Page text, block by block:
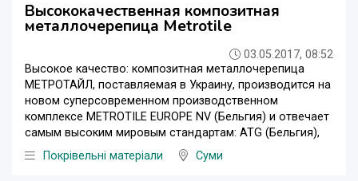
Высококачественная композитная
металлочерепица Metrotile
03.05.2017, 08:52
Высокое качество: композитная металлочерепица
МЕТРОТАЙЛ, поставляемая в Украину, производится на
новом суперсовременном производственном
комплексе METROTILE EUROPE NV (Бельгия) и отвечает
самым высоким мировым стандартам: ATG (Бельгия),
Покрівельні матеріали
Суми